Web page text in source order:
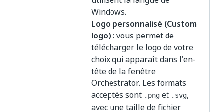
Windows.
Logo personnalisé (Custom
logo) : vous permet de
télécharger le logo de votre
choix qui apparaît dans l'en-
tête de la fenêtre
Orchestrator. Les formats
acceptés sont .png et .svg,
avec une taille de fichier